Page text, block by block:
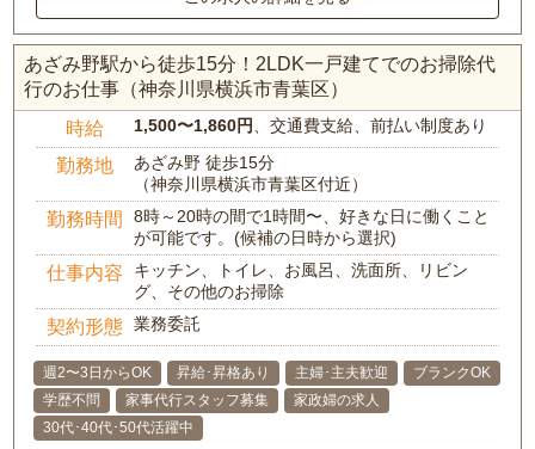
あざみ野駅から徒歩15分！2LDK一戸建てでのお掃除代
行のお仕事（神奈川県横浜市青葉区）
時給 1,500〜1,860円 、交通費支給、前払い制度あり
勤務地
あざみ野 徒歩15分
（神奈川県横浜市青葉区付近）
勤務時間
8時～20時の間で1時間〜、好きな日に働くこと
が可能です。(候補の日時から選択)
仕事内容
キッチン、トイレ、お風呂、洗面所、リビン
グ、その他のお掃除
契約形態 業務委託
週2〜3日からOK 昇給･昇格あり 主婦･主夫歓迎
ブランクOK
学歴不問
家事代行スタッフ募集
家政婦の求人
30代･40代･50代活躍中